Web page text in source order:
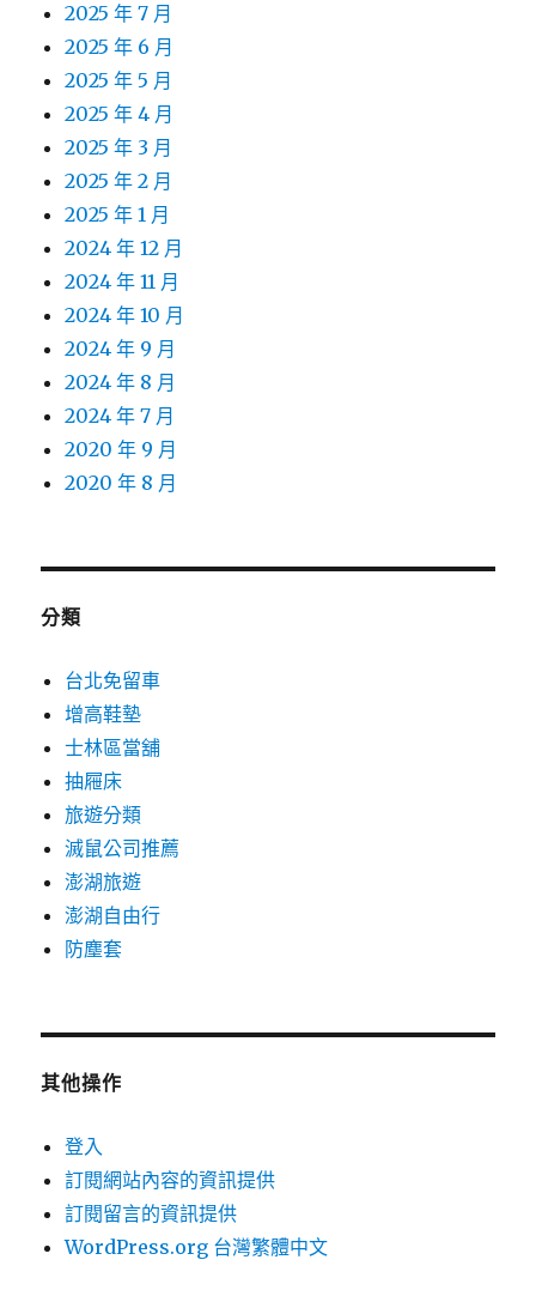
2025 年 7 月
2025 年 6 月
2025 年 5 月
2025 年 4 月
2025 年 3 月
2025 年 2 月
2025 年 1 月
2024 年 12 月
2024 年 11 月
2024 年 10 月
2024 年 9 月
2024 年 8 月
2024 年 7 月
2020 年 9 月
2020 年 8 月
分類
台北免留車
增高鞋墊
士林區當舖
抽屜床
旅遊分類
滅鼠公司推薦
澎湖旅遊
澎湖自由行
防塵套
其他操作
登入
訂閱網站內容的資訊提供
訂閱留言的資訊提供
WordPress.org 台灣繁體中文